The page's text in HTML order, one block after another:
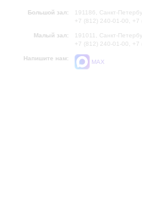
Большой зал:
191186, Санкт-
+7 (812) 240-01-00, +7
Малый зал:
191011, Санкт-
+7 (812) 240-01-00, +7
Напишите нам:
MAX